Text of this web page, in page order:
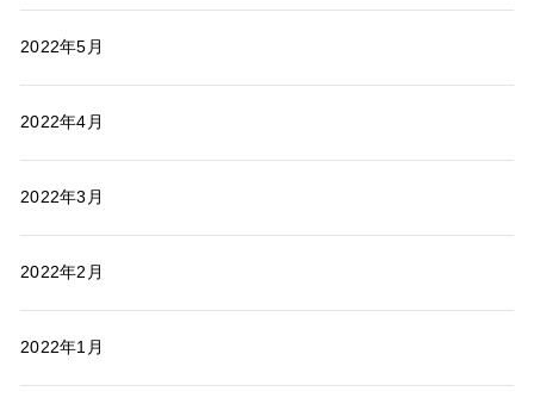
2022年5月
2022年4月
2022年3月
2022年2月
2022年1月